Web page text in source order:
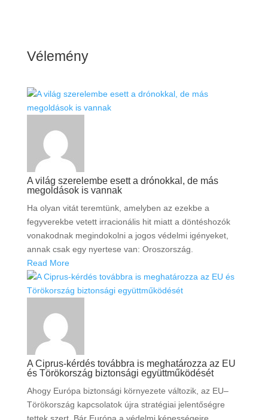
Vélemény
A világ szerelembe esett a drónokkal, de más
megoldások is vannak
Ha olyan vitát teremtünk, amelyben az ezekbe a
fegyverekbe vetett irracionális hit miatt a döntéshozók
vonakodnak megindokolni a jogos védelmi igényeket,
annak csak egy nyertese van: Oroszország.
Read More
A Ciprus-kérdés továbbra is meghatározza az EU
és Törökország biztonsági együttműködését
Ahogy Európa biztonsági környezete változik, az EU–
Törökország kapcsolatok újra stratégiai jelentőségre